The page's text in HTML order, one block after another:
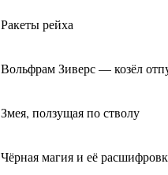
Ракеты рейха
Вольфрам Зиверс — козёл
Змея, ползущая по стволу
Чёрная магия и её